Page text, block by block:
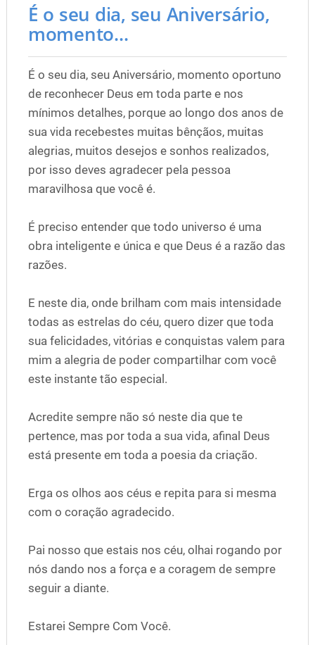
É o seu dia, seu Aniversário,
momento...
É o seu dia, seu Aniversário, momento oportuno
de reconhecer Deus em toda parte e nos
mínimos detalhes, porque ao longo dos anos de
sua vida recebestes muitas bênçãos, muitas
alegrias, muitos desejos e sonhos realizados,
por isso deves agradecer pela pessoa
maravilhosa que você é.
É preciso entender que todo universo é uma
obra inteligente e única e que Deus é a razão das
razões.
E neste dia, onde brilham com mais intensidade
todas as estrelas do céu, quero dizer que toda
sua felicidades, vitórias e conquistas valem para
mim a alegria de poder compartilhar com você
este instante tão especial.
Acredite sempre não só neste dia que te
pertence, mas por toda a sua vida, afinal Deus
está presente em toda a poesia da criação.
Erga os olhos aos céus e repita para si mesma
com o coração agradecido.
Pai nosso que estais nos céu, olhai rogando por
nós dando nos a força e a coragem de sempre
seguir a diante.
Estarei Sempre Com Você.